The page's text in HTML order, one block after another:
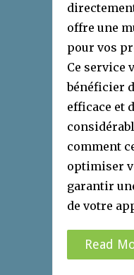
offre une
pour vos
Ce service
bénéficier
efficace et
comment
optimiser
garantir
de votre
Read